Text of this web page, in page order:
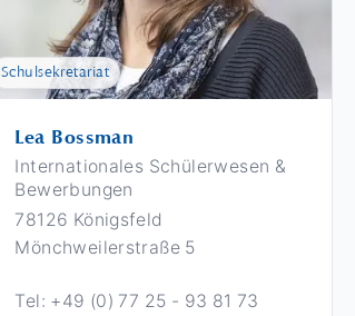
Schulsekretariat
Lea Bossman
Internationales Schülerwesen &
Bewerbungen
78126 Königsfeld
Mönchweilerstraße 5
Tel: +49 (0) 77 25 - 93 81 73